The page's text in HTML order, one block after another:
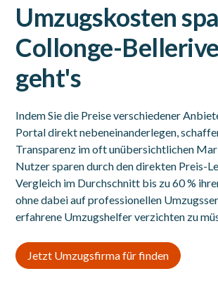
Umzugskosten
Collonge-
geht's
Indem Sie die Preise verschiedener
Portal direkt nebeneinanderlegen,
Transparenz im oft unübersichtlichen
Nutzer sparen durch den direkten Preis-
Vergleich im Durchschnitt bis zu 60 %
ohne dabei auf professionellen
erfahrene Umzugshelfer verzichten zu
Jetzt Umzugsfirma für finden